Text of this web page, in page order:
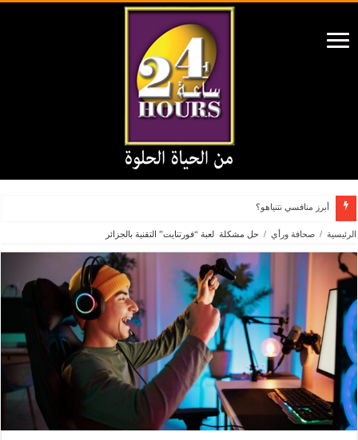
أبرز منافسي نتنياهو؟
الرئيسية / صحافة ورأي / حل مشكلة لعبة “فورتنايت” التقنية بالجزائر